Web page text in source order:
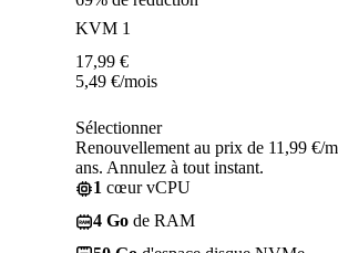
KVM 1
17,99 €
5,49 €/mois
Sélectionner
Renouvellement au prix de 11,99 €/
ans. Annulez à tout instant.
1 cœur vCPU
4 Go de RAM